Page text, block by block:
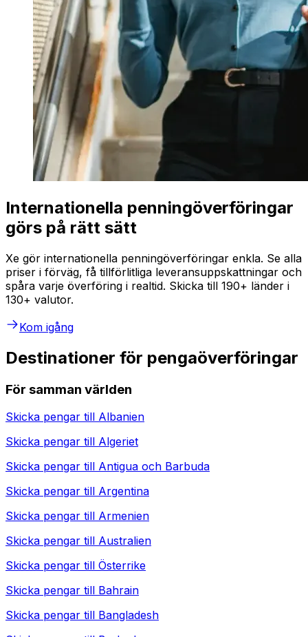
Internationella penningöverföringar
görs på rätt sätt
Xe gör internationella penningöverföringar enkla. Se alla
priser i förväg, få tillförlitliga leveransuppskattningar och
spåra varje överföring i realtid. Skicka till 190+ länder i
130+ valutor.
Kom igång
Destinationer för pengaöverföringar
För samman världen
Skicka pengar till Albanien
Skicka pengar till Algeriet
Skicka pengar till Antigua och Barbuda
Skicka pengar till Argentina
Skicka pengar till Armenien
Skicka pengar till Australien
Skicka pengar till Österrike
Skicka pengar till Bahrain
Skicka pengar till Bangladesh